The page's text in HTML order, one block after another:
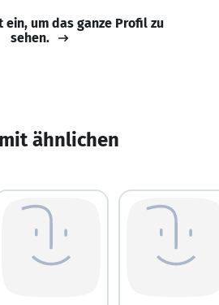
ein, um das ganze Profil zu
sehen.
ähnlichen